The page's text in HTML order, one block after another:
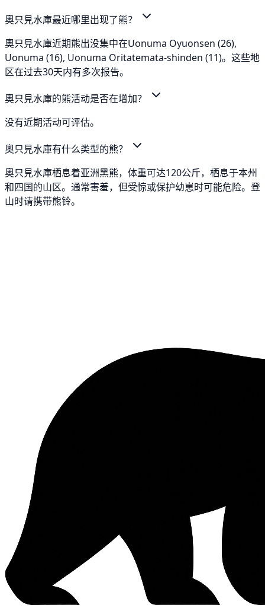
奧只見水庫最近哪里出现了熊？
奧只見水庫近期熊出没集中在Uonuma Oyuonsen (26),
Uonuma (16), Uonuma Oritatemata-shinden (11)。这些地
区在过去30天内有多次报告。
奧只見水庫的熊活动是否在增加？
没有近期活动可评估。
奧只見水庫有什么类型的熊？
奧只見水庫栖息着亚洲黑熊，体重可达120公斤，栖息于本州
和四国的山区。通常害羞，但受惊或保护幼崽时可能危险。登
山时请携带熊铃。